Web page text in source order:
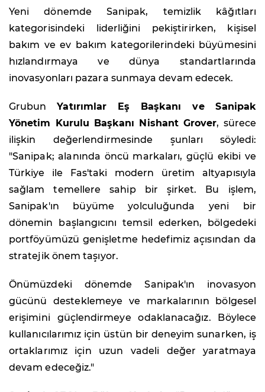
Yeni dönemde Sanipak, temizlik kâğıtları
kategorisindeki liderliğini pekiştirirken, kişisel
bakım ve ev bakım kategorilerindeki büyümesini
hızlandırmaya ve dünya standartlarında
inovasyonları pazara sunmaya devam edecek.
GrubunYatırımlar Eş Başkanı ve Sanipak
Yönetim Kurulu Başkanı Nishant Grover, sürece
ilişkin değerlendirmesinde şunları söyledi:
"Sanipak; alanında öncü markaları, güçlü ekibi ve
Türkiye ile Fas'taki modern üretim altyapısıyla
sağlam temellere sahip bir şirket. Bu işlem,
Sanipak'ın büyüme yolculuğunda yeni bir
dönemin başlangıcını temsil ederken, bölgedeki
portföyümüzü genişletme hedefimiz açısından da
stratejik önem taşıyor.
Önümüzdeki dönemde Sanipak'ın inovasyon
gücünü desteklemeye ve markalarının bölgesel
erişimini güçlendirmeye odaklanacağız. Böylece
kullanıcılarımız için üstün bir deneyim sunarken, iş
ortaklarımız için uzun vadeli değer yaratmaya
devam edeceğiz."